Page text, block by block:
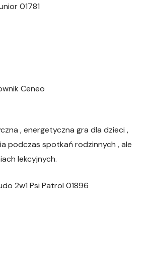
01781
Ceneo
, energetyczna gra dla dzieci ,
podczas spotkań rodzinnych , ale
lekcyjnych.
2w1 Psi Patrol 01896